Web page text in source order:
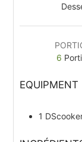
6
EQUIPMENT
1